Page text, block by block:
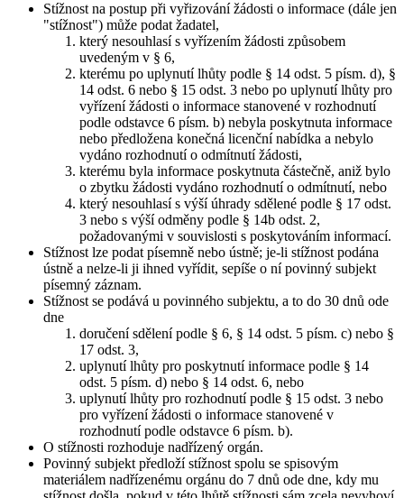
Stížnost na postup při vyřizování žádosti o informace (dále jen
"stížnost") může podat žadatel,
který nesouhlasí s vyřízením žádosti způsobem
uvedeným v § 6,
kterému po uplynutí lhůty podle § 14 odst. 5 písm. d), §
14 odst. 6 nebo § 15 odst. 3 nebo po uplynutí lhůty pro
vyřízení žádosti o informace stanovené v rozhodnutí
podle odstavce 6 písm. b) nebyla poskytnuta informace
nebo předložena konečná licenční nabídka a nebylo
vydáno rozhodnutí o odmítnutí žádosti,
kterému byla informace poskytnuta částečně, aniž bylo
o zbytku žádosti vydáno rozhodnutí o odmítnutí, nebo
který nesouhlasí s výší úhrady sdělené podle § 17 odst.
3 nebo s výší odměny podle § 14b odst. 2,
požadovanými v souvislosti s poskytováním informací.
Stížnost lze podat písemně nebo ústně; je-li stížnost podána
ústně a nelze-li ji ihned vyřídit, sepíše o ní povinný subjekt
písemný záznam.
Stížnost se podává u povinného subjektu, a to do 30 dnů ode
dne
doručení sdělení podle § 6, § 14 odst. 5 písm. c) nebo §
17 odst. 3,
uplynutí lhůty pro poskytnutí informace podle § 14
odst. 5 písm. d) nebo § 14 odst. 6, nebo
uplynutí lhůty pro rozhodnutí podle § 15 odst. 3 nebo
pro vyřízení žádosti o informace stanovené v
rozhodnutí podle odstavce 6 písm. b).
O stížnosti rozhoduje nadřízený orgán.
Povinný subjekt předloží stížnost spolu se spisovým
materiálem nadřízenému orgánu do 7 dnů ode dne, kdy mu